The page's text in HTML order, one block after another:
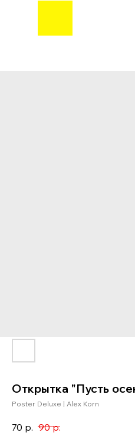
Открытка "Пусть
Poster Deluxe | Alex Korn
70 р. 90 р.